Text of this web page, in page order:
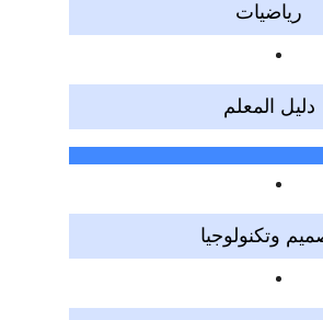
رياضيات
دليل المعلم
وتكنولوجيا